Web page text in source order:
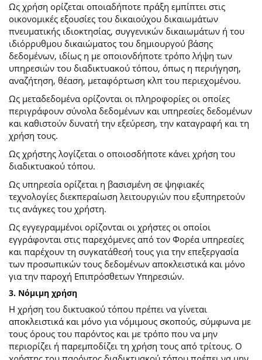
Ως χρήση ορίζεται οποιαδήποτε πράξη εμπίπτει στις
οικονομικές εξουσίες του δικαιούχου δικαιωμάτων
πνευματικής ιδιοκτησίας, συγγενικών δικαιωμάτων ή του
ιδιόρρυθμου δικαιώματος του δημιουργού βάσης
δεδομένων, ιδίως η με οποιονδήποτε τρόπο λήψη των
υπηρεσιών του διαδικτυακού τόπου, όπως η περιήγηση,
αναζήτηση, θέαση, μεταφόρτωση κλπ του περιεχομένου.
Ως μεταδεδομένα ορίζονται οι πληροφορίες οι οποίες
περιγράφουν σύνολα δεδομένων και υπηρεσίες δεδομένων
και καθιστούν δυνατή την εξεύρεση, την καταγραφή και τη
χρήση τους.
Ως χρήστης λογίζεται ο οποιοσδήποτε κάνει χρήση του
διαδικτυακού τόπου.
Ως υπηρεσία ορίζεται η βασισμένη σε ψηφιακές
τεχνολογίες διεκπεραίωση λειτουργιών που εξυπηρετούν
τις ανάγκες του χρήστη.
Ως εγγεγραμμένοι ορίζονται οι χρήστες οι οποίοι
εγγράφονται στις παρεχόμενες από τον Φορέα υπηρεσίες
και παρέχουν τη συγκατάθεσή τους για την επεξεργασία
των προσωπικών τους δεδομένων αποκλειστικά και μόνο
για την παροχή Επιπρόσθετων Υπηρεσιών.
3. Νόμιμη χρήση
Η χρήση του δικτυακού τόπου πρέπει να γίνεται
αποκλειστικά και μόνο για νόμιμους σκοπούς, σύμφωνα με
τους όρους του παρόντος και με τρόπο που να μην
περιορίζει ή παρεμποδίζει τη χρήση τους από τρίτους. Ο